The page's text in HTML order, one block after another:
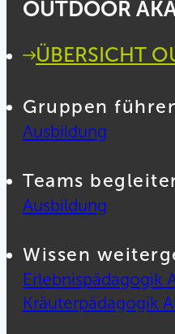
OUTDOOR
ÜBERSICHT
Gruppen
Ausbildung
Teams
Ausbildung
Wissen
Erlebnispädagogik
Kräuterpädagogik